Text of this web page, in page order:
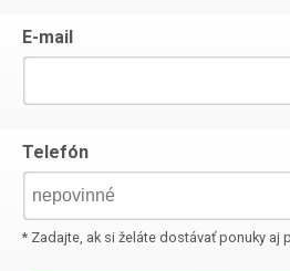
E-mail
Telefón
* Zadajte, ak si želáte dostávať ponuky aj